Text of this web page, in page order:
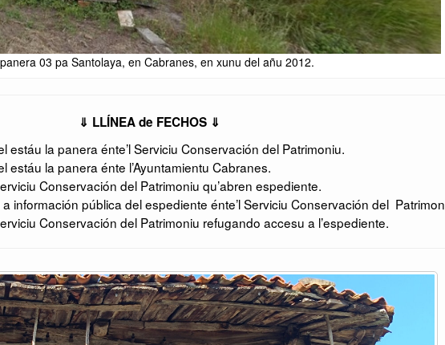
03 pa Santolaya, en Cabranes, en xunu del añu 2012.
⇓ LLÍNEA de FECHOS ⇓
la panera énte’l Serviciu Conservación del Patrimoniu.
la panera énte l’Ayuntamientu Cabranes.
Conservación del Patrimoniu qu’abren espediente.
información pública del espediente énte’l Serviciu Conservación del
Conservación del Patrimoniu refugando accesu a l’espediente.